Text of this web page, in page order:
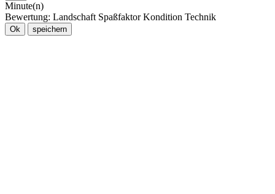
Minute(n)
Bewertung: Landschaft Spaßfaktor Kondition Technik
Ok speichern